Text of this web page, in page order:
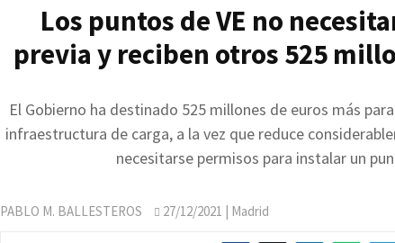
Los puntos de VE no
previa y reciben otros 525
El Gobierno ha destinado 525 millones de euros más
infraestructura de carga, a la vez que reduce
necesitarse permisos para instalar un
PABLO M. BALLESTEROS 27/12/2021 | Madrid